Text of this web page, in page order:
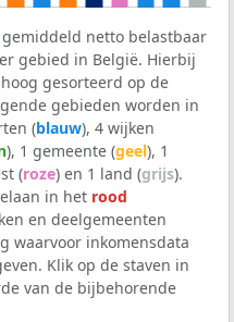
netto belastbaar
gebied in België. Hierbij
gesorteerd op de
gebieden worden in
(blauw), 4 wijken
), 1 gemeente (geel), 1
(roze) en 1 land (grijs).
in het rood
en deelgemeenten
waarvoor inkomensdata
Klik op de staven in
van de bijbehorende